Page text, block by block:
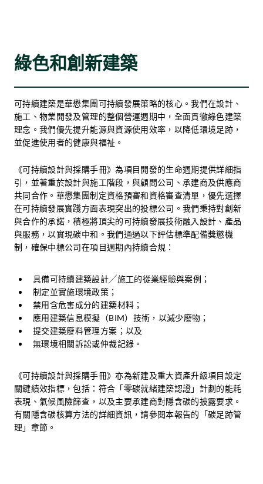
綠色和創新建築
可持續建築是華懋集團可持續發展策略的核心。我們在設計、
施工、物業開發及管理的整個營運週期中，全面貫徹綠色建築
理念。我們優先提升能源與資源使用效率，以降低環境足跡，
並促進使用者的健康與福祉。
《可持續設計與採購手冊》為項目開發的生命週期提供詳細指
引，並著重於設計與施工階段，與顧問公司、承建商及供應商
共同合作。華懋集團制定資格預審和資格審查清單，優先選擇
在可持續發展實踐方面表現突出的投標公司。我們秉持對創新
與合作的承諾，積極將頂尖的可持續發展技術融入設計、產品
與服務，以實現碳中和。我們通過以下評估標準配備獎懲機
制，確保中標公司在項目週期內持續合規：
具備可持續建築設計╱施工的從業經驗與案例；
制定並實施環境政策；
禁用含危害成分的建築材料；
應用建築信息模擬（BIM）技術，以減少廢物；
提交建築廢料管理方案；以及
無環境相關訴訟或仲裁記錄。
《可持續設計與採購手冊》亦為新建及重大資產升級項目設定
關鍵績效指標，包括：符合「零碳就緒建築認證」計劃的能耗
表現、氣候風險篩查，以及主要承建商對隱含碳的披露要求。
有關隱含碳核算方法的詳細資訊，請參閱本報告的「碳足跡管
理」章節。